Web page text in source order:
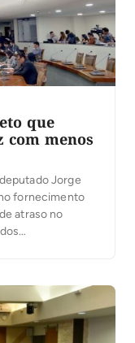
que
com menos
Jorge
fornecimento
atraso no
[…]